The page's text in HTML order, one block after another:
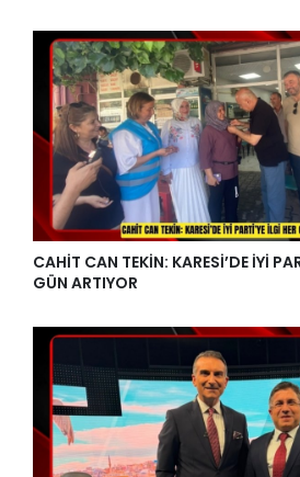
CAHİT CAN TEKİN: KARESİ’DE İYİ
GÜN ARTIYOR